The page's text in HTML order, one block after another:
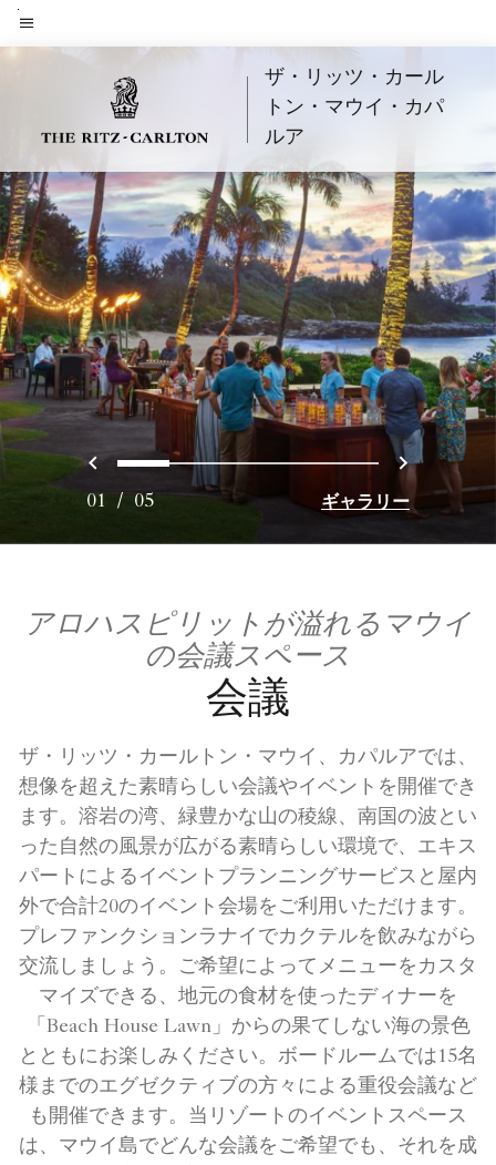
Skip
toメニューのテキスト
ザ・リッツ・カール
トン・マウイ・カパ
ルア
戻る0 1 2 3 4 次へ
01 / 05 ギャラリー
アロハスピリットが溢れるマウイ
の会議スペース
会議
ザ・リッツ・カールトン・マウイ、カパルアでは、
想像を超えた素晴らしい会議やイベントを開催でき
ます。溶岩の湾、緑豊かな山の稜線、南国の波とい
った自然の風景が広がる素晴らしい環境で、エキス
パートによるイベントプランニングサービスと屋内
外で合計20のイベント会場をご利用いただけます。
プレファンクションラナイでカクテルを飲みながら
交流しましょう。ご希望によってメニューをカスタ
マイズできる、地元の食材を使ったディナーを
「Beach House Lawn」からの果てしない海の景色
とともにお楽しみください。ボードルームでは15名
様までのエグゼクティブの方々による重役会議など
も開催できます。当リゾートのイベントスペース
は、マウイ島でどんな会議をご希望でも、それを成